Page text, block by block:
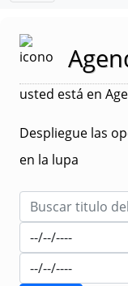
usted está en
Despliegue las
en la lupa